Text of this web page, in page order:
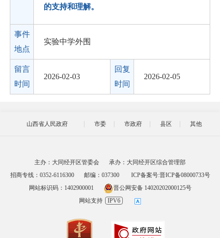
的支持和理解。
事件
地点
实验中学外围
留言
时间
2026-02-03
回复
时间
2026-02-05
山西省人民政府 市委 市政府 县区 其他
主办：大同经开区管委会
承办：大同经开区综合管理部
招商专线：0352-6116300
邮编：037300
ICP备案号:晋ICP备08000733号
网站标识码：1402900001
晋公网安备 14020202000125号
网站支持
IPV6